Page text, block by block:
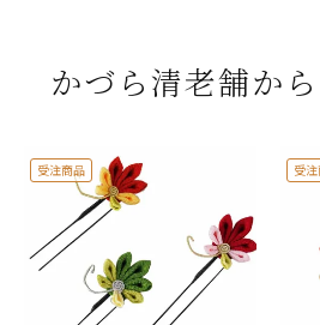
かづら清老舗か
受注商品 受